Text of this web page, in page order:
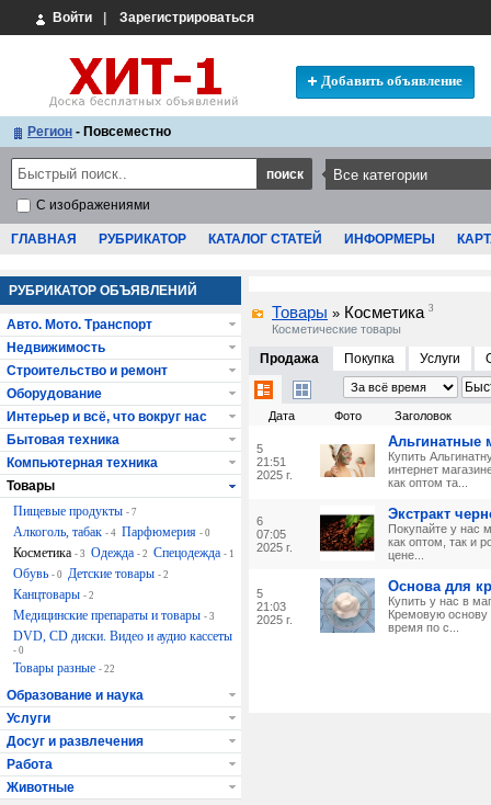
Войти Зарегистрироваться
Добавить объявление
Регион - Повсеместно
С изображениями
ГЛАВНАЯ РУБРИКАТОР КАТАЛОГ СТАТЕЙ ИНФОРМЕРЫ
Товары » Косметика 3
Косметические товары
Продажа Покупка Услуги
Дата Фото Заголовок
5
21:51
2025 г.
Альгинатные
Купить
интернет
как оптом та...
6
07:05
2025 г.
Экстракт
Покупайте у нас
как оптом, так и
цене...
5
21:03
2025 г.
Основа для
Купить у нас в
Кремовую
время по с...
РУБРИКАТОР ОБЪЯВЛЕНИЙ
Авто. Мото. Транспорт
Недвижимость
Строительство и ремонт
Оборудование
Интерьер и всё, что вокруг нас
Бытовая техника
Компьютерная техника
Товары
Пищевые продукты - 7
Алкоголь, табак - 4 Парфюмерия - 0
Косметика - 3 Одежда - 2 Спецодежда - 1
Обувь - 0 Детские товары - 2
Канцтовары - 2
Медицинские препараты и товары - 3
DVD, CD диски. Видео и аудио кассеты
- 0
Товары разные - 22
Образование и наука
Услуги
Досуг и развлечения
Работа
Животные